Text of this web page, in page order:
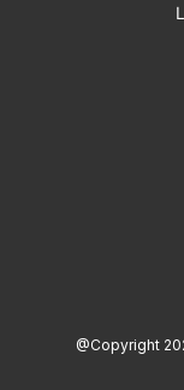
@Copyright